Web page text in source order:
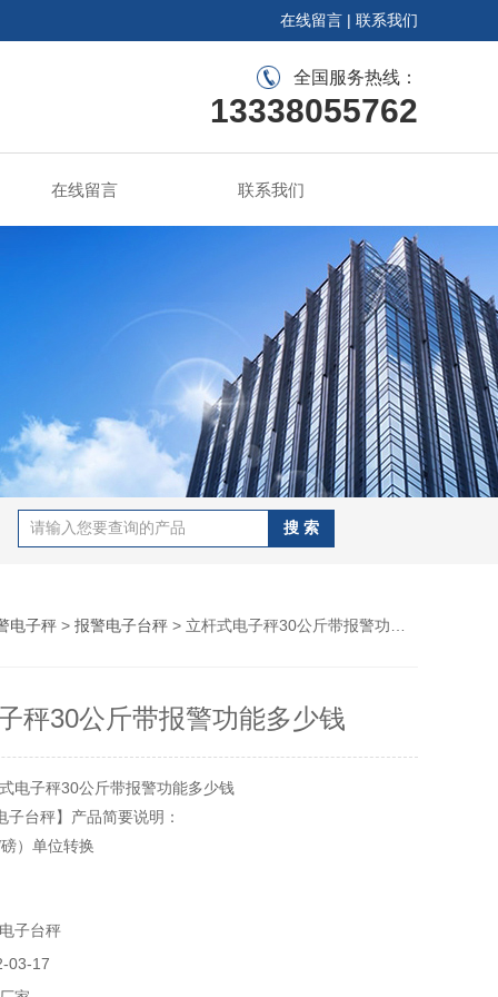
在线留言 | 联系我们
全国服务热线：
13338055762
在线留言 联系我们
电子秤 > 报警电子台秤 > 立杆式电子秤30公斤带报警功能多少钱
秤30公斤带报警功能多少钱
电子秤30公斤带报警功能多少钱
子台秤】产品简要说明：
）单位转换
功能
电池或交流220VAC供电
子台秤
03-17